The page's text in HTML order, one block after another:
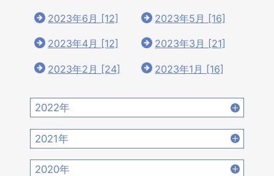
2023年6月 [12] 2023年5月 [16]
2023年4月 [12] 2023年3月 [21]
2023年2月 [24] 2023年1月 [16]
2022年
2022年12月 [15] 2022年11月 [15]
2022年10月 [16] 2022年9月 [12]
2021年
2021年12月 [18] 2021年11月 [18]
2020年